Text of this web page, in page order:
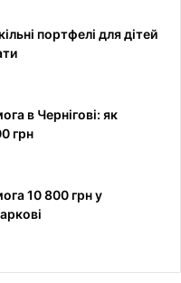
портфелі для дітей
в Чернігові: як
грн
10 800 грн у